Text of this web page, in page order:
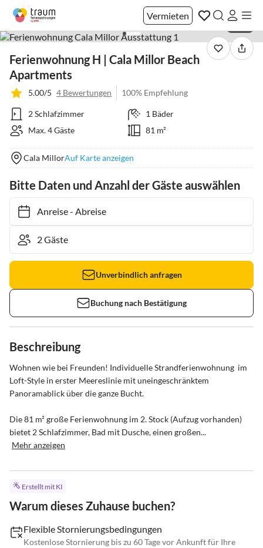
Vermieten
Ferienwohnung H | Cala Millor Beach
Apartments
5.00/5 4 Bewertungen 100% Empfehlung
2 Schlafzimmer
1 Bäder
Max. 4 Gäste
81 m²
Cala MillorAuf Karte anzeigen
Bitte Daten und Anzahl der Gäste auswählen
Anreise- Abreise
Unverbindlich anfragen
Buchung nach Bestätigung
Beschreibung
Wohnen wie bei Freunden! Individuelle Strandferienwohnung  im
Loft-Style in erster Meereslinie mit uneingeschränktem
Panoramablick über die ganze Bucht.
Die 81 m² große Ferienwohnung im 2. Stock (Aufzug vorhanden)
bietet 2 Schlafzimmer, Bad mit Dusche, einen großen...
Mehr anzeigen
Erstellt mit KI
Warum dieses Zuhause buchen?
Flexible Stornierungsbedingungen
Kostenlose Stornierung bis zu 60 Tage vor Ankunft für Ihre